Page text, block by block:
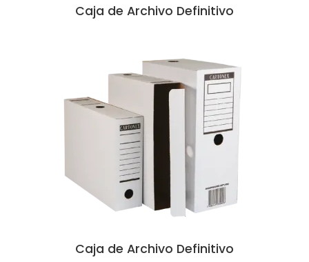
Caja de Archivo Definitivo
Caja de Archivo Definitivo